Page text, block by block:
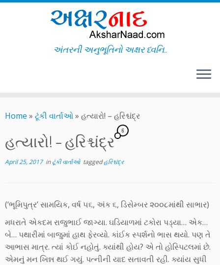
to
અંતરની અનુભૂતિનો અક્ષર ધ્વનિ..
Home » ટૂંકી વાર્તાઓ» હત્યારો! – હરિશ્ચંદ્ર
હત્યારો! – હરિશ્ચંદ્ર
6
April 25, 2017inટૂંકી વાર્તાઓ taggedહરિશ્ચંદ્ર
(‘ભૂમિપુત્ર’ સામયિક, વર્ષ ૫૬, અંક ૬, ડિસેમ્બર ૨૦૦૮માંથી સાભાર)
મધરાતે એકદમ રાજુભાઈ જાગ્યા. ઘડિયાળમાં ટકોરા પડ્યા… એક…
બે… પથારીમાં બાજુમાં હાથ ફેરવ્યો. કાંઈક સ્પર્શનો ભાસ થયો. પણ તે
આભાસ માત્ર. ત્યાં કોઈ નહોતું. ક્યાંથી હોય? એ તો હોસ્પિટલમાં છે.
એમનું મન ખિન્ન થઈ ગયું. પત્નીની યાદ સતાવતી રહી. ક્યાંય સુધી